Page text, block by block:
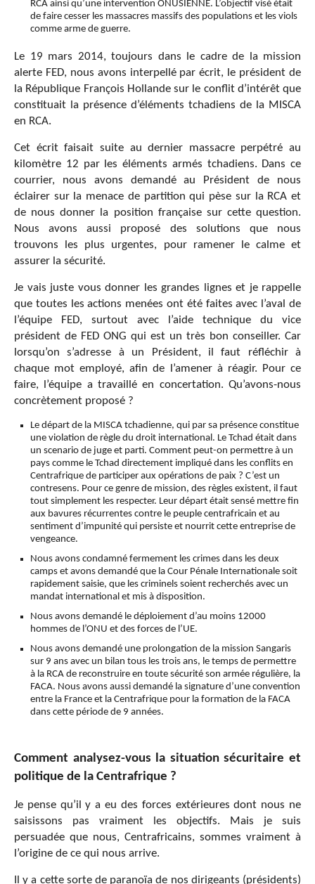
RCA ainsi qu’une intervention ONUSIENNE. L’objectif visé était
de faire cesser les massacres massifs des populations et les viols
comme arme de guerre.
Le 19 mars 2014, toujours dans le cadre de la mission
alerte FED, nous avons interpellé par écrit, le président de
la République François Hollande sur le conflit d’intérêt que
constituait la présence d’éléments tchadiens de la MISCA
en RCA.
Cet écrit faisait suite au dernier massacre perpétré au
kilomètre 12 par les éléments armés tchadiens. Dans ce
courrier, nous avons demandé au Président de nous
éclairer sur la menace de partition qui pèse sur la RCA et
de nous donner la position française sur cette question.
Nous avons aussi proposé des solutions que nous
trouvons les plus urgentes, pour ramener le calme et
assurer la sécurité.
Je vais juste vous donner les grandes lignes et je rappelle
que toutes les actions menées ont été faites avec l’aval de
l’équipe FED, surtout avec l’aide technique du vice
président de FED ONG qui est un très bon conseiller. Car
lorsqu’on s’adresse à un Président, il faut réfléchir à
chaque mot employé, afin de l’amener à réagir. Pour ce
faire, l’équipe a travaillé en concertation. Qu’avons-nous
concrètement proposé ?
Le départ de la MISCA tchadienne, qui par sa présence constitue
une violation de règle du droit international. Le Tchad était dans
un scenario de juge et parti. Comment peut-on permettre à un
pays comme le Tchad directement impliqué dans les conflits en
Centrafrique de participer aux opérations de paix ? C’est un
contresens. Pour ce genre de mission, des règles existent, il faut
tout simplement les respecter. Leur départ était sensé mettre fin
aux bavures récurrentes contre le peuple centrafricain et au
sentiment d’impunité qui persiste et nourrit cette entreprise de
vengeance.
Nous avons condamné fermement les crimes dans les deux
camps et avons demandé que la Cour Pénale Internationale soit
rapidement saisie, que les criminels soient recherchés avec un
mandat international et mis à disposition.
Nous avons demandé le déploiement d’au moins 12000
hommes de l’ONU et des forces de l’UE.
Nous avons demandé une prolongation de la mission Sangaris
sur 9 ans avec un bilan tous les trois ans, le temps de permettre
à la RCA de reconstruire en toute sécurité son armée régulière, la
FACA. Nous avons aussi demandé la signature d’une convention
entre la France et la Centrafrique pour la formation de la FACA
dans cette période de 9 années.
Comment analysez-vous la situation sécuritaire et
politique de la Centrafrique ?
Je pense qu’il y a eu des forces extérieures dont nous ne
saisissons pas vraiment les objectifs. Mais je suis
persuadée que nous, Centrafricains, sommes vraiment à
l’origine de ce qui nous arrive.
Il y a cette sorte de paranoïa de nos dirigeants (présidents)